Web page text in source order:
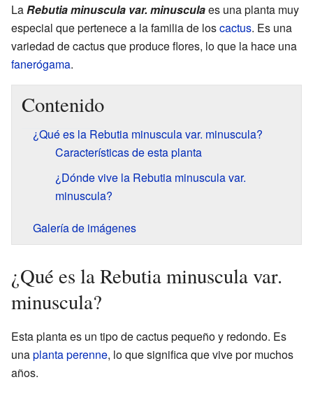
LaRebutia minuscula var. minusculaes una planta muy
especial que pertenece a la familia de loscactus. Es una
variedad de cactus que produce flores, lo que la hace una
fanerógama.
Contenido
¿Qué es la Rebutia minuscula var. minuscula?
Características de esta planta
¿Dónde vive la Rebutia minuscula var.
minuscula?
Galería de imágenes
¿Qué es la Rebutia minuscula var.
minuscula?
Esta planta es un tipo de cactus pequeño y redondo. Es
unaplanta perenne, lo que significa que vive por muchos
años.